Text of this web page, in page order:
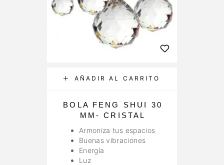
AÑADIR AL CARRITO
BOLA FENG SHUI 30
MM- CRISTAL
Armoniza tus espacios
Buenas vibraciones
Energía
Luz